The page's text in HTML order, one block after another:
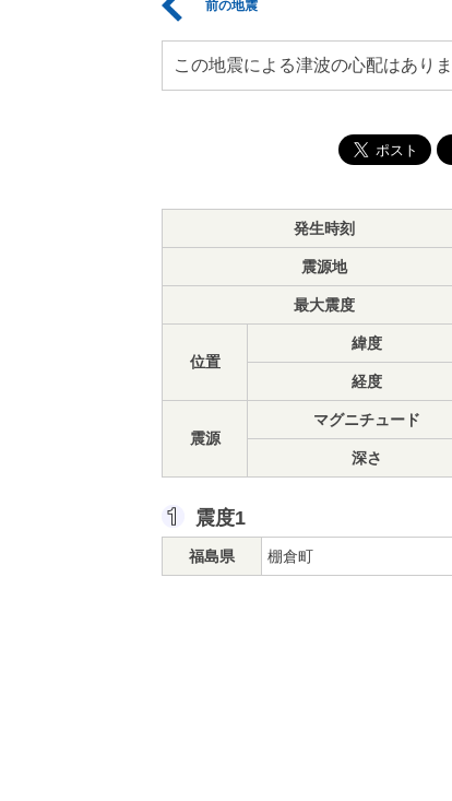
前の地震
この地震による津波の心配はありま
発生時刻
震源地
最大震度
位置
緯度
経度
震源
マグニチュード
深さ
震度1
福島県 棚倉町